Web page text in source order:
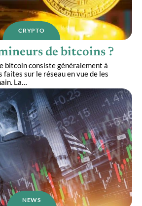
CRYPTO
de bitcoins ?
bitcoin consiste généralement à
sur le réseau en vue de les
La…
NEWS